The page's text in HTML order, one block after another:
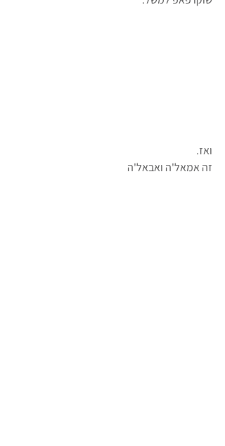
ואז.
זה אמאל'ה ואבאל'ה